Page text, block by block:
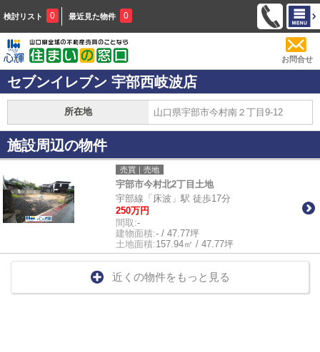
検討リスト 0 最近見た物件 0
お問合せ
セブンイレブン 宇部西岐波店
所在地 山口県宇部市今村南２丁目9-12
施設周辺の物件
売買｜売地
宇部市今村北2丁目土地
宇部線「床波」駅 徒歩17分
250万円
間取:-
建物面積:- / 47.77坪
土地面積:157.94㎡ / 47.77坪
近くの物件をもっと見る